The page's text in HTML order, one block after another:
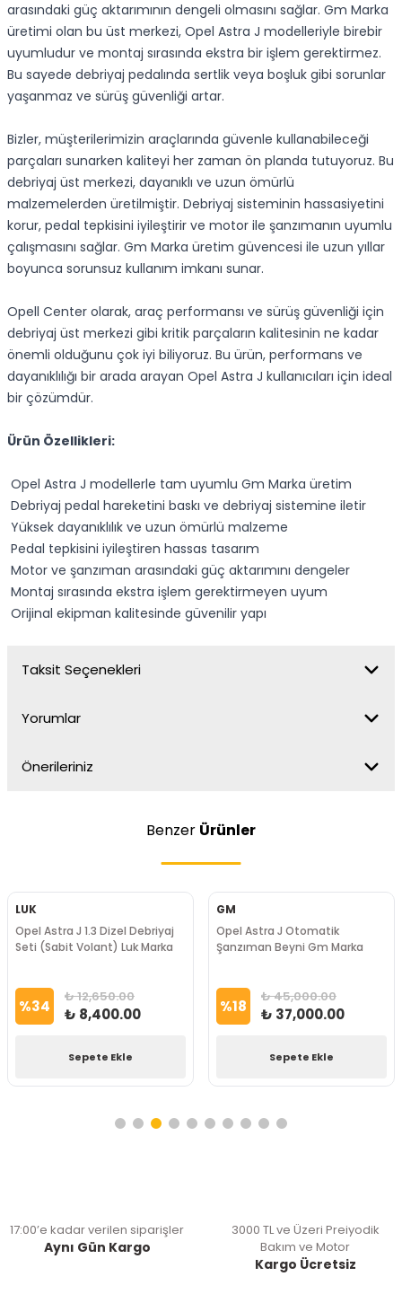
arasındaki güç aktarımının dengeli olmasını sağlar. Gm Marka
üretimi olan bu üst merkezi, Opel Astra J modelleriyle birebir
uyumludur ve montaj sırasında ekstra bir işlem gerektirmez.
Bu sayede debriyaj pedalında sertlik veya boşluk gibi sorunlar
yaşanmaz ve sürüş güvenliği artar.
Bizler, müşterilerimizin araçlarında güvenle kullanabileceği
parçaları sunarken kaliteyi her zaman ön planda tutuyoruz. Bu
debriyaj üst merkezi, dayanıklı ve uzun ömürlü
malzemelerden üretilmiştir. Debriyaj sisteminin hassasiyetini
korur, pedal tepkisini iyileştirir ve motor ile şanzımanın uyumlu
çalışmasını sağlar. Gm Marka üretim güvencesi ile uzun yıllar
boyunca sorunsuz kullanım imkanı sunar.
Opell Center olarak, araç performansı ve sürüş güvenliği için
debriyaj üst merkezi gibi kritik parçaların kalitesinin ne kadar
önemli olduğunu çok iyi biliyoruz. Bu ürün, performans ve
dayanıklılığı bir arada arayan Opel Astra J kullanıcıları için ideal
bir çözümdür.
Ürün Özellikleri:
Opel Astra J modellerle tam uyumlu Gm Marka üretim
Debriyaj pedal hareketini baskı ve debriyaj sistemine iletir
Yüksek dayanıklılık ve uzun ömürlü malzeme
Pedal tepkisini iyileştiren hassas tasarım
Motor ve şanzıman arasındaki güç aktarımını dengeler
Montaj sırasında ekstra işlem gerektirmeyen uyum
Orijinal ekipman kalitesinde güvenilir yapı
Taksit Seçenekleri
Yorumlar
Önerileriniz
Benzer Ürünler
LUK
Opel Astra J 1.3 Dizel Debriyaj
Seti (Sabit Volant) Luk Marka
%34 ₺ 12,650.00
₺ 8,400.00
Sepete Ekle
GM
Opel Astra J Otomatik
Şanzıman Beyni Gm Marka
%18 ₺ 45,000.00
₺ 37,000.00
Sepete Ekle
17:00’e kadar verilen siparişler
Aynı Gün Kargo
3000 TL ve Üzeri Preiyodik
Bakım ve Motor
Kargo Ücretsiz